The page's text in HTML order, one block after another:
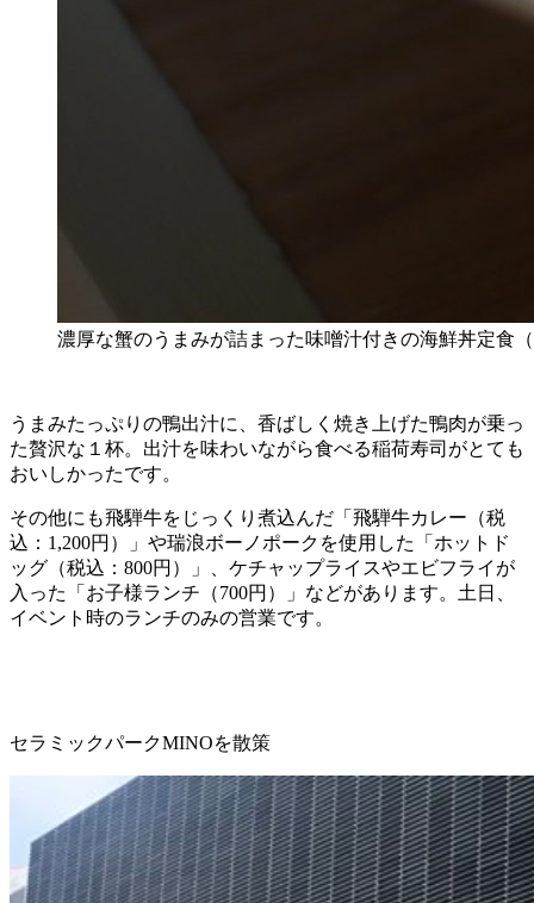
濃厚な蟹のうまみが詰まった味噌汁付きの海鮮丼定食
うまみたっぷりの鴨出汁に、香ばしく焼き上げた鴨肉が乗っ
た贅沢な１杯。出汁を味わいながら食べる稲荷寿司がとても
おいしかったです。
その他にも飛騨牛をじっくり煮込んだ「飛騨牛カレー（税
込：1,200円）」や瑞浪ボーノポークを使用した「ホットド
ッグ（税込：800円）」、ケチャップライスやエビフライが
入った「お子様ランチ（700円）」などがあります。土日、
イベント時のランチのみの営業です。
セラミックパークMINOを散策